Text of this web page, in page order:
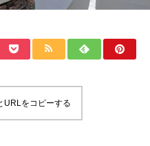
URLをコピーする